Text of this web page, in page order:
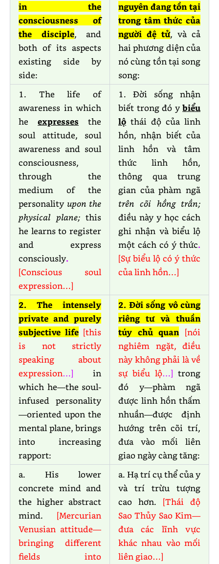
in the
consciousness of
the disciple, and
both of its aspects
existing side by
side:
nguyên đang tồn tại
trong tâm thức của
người đệ tử, và cả
hai phương diện của
nó cùng tồn tại song
song:
1. The life of
awareness in which
he expresses the
soul attitude, soul
awareness and soul
consciousness,
through the
medium of the
personality upon the
physical plane; this
he learns to register
and express
consciously.
[Conscious soul
expression…]
1. Đời sống nhận
biết trong đó y biểu
lộ thái độ của linh
hồn, nhận biết của
linh hồn và tâm
thức linh hồn,
thông qua trung
gian của phàm ngã
trên cõi hồng trần;
điều này y học cách
ghi nhận và biểu lộ
một cách có ý thức.
[Sự biểu lộ có ý thức
của linh hồn…]
2. The intensely
private and purely
subjective life [this
is not strictly
speaking about
expression…] in
which he—the soul-
infused personality
—oriented upon the
mental plane, brings
into increasing
rapport:
2. Đời sống vô cùng
riêng tư và thuần
túy chủ quan [nói
nghiêm ngặt, điều
này không phải là về
sự biểu lộ…] trong
đó y—phàm ngã
được linh hồn thấm
nhuần—được định
hướng trên cõi trí,
đưa vào mối liên
giao ngày càng tăng:
a. His lower
concrete mind and
the higher abstract
mind. [Mercurian
Venusian attitude—
bringing different
fields into
a. Hạ trí cụ thể của y
và trí trừu tượng
cao hơn. [Thái độ
Sao Thủy Sao Kim—
đưa các lĩnh vực
khác nhau vào mối
liên giao…]